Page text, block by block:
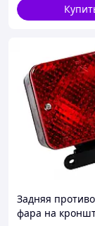
Задняя
фара на